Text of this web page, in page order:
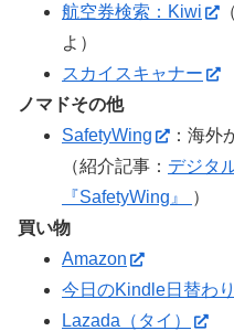
航空券検索：Kiwi
よ）
スカイスキャナー
ノマドその他
SafetyWing
：海外
（紹介記事： デジタ
『SafetyWing』
）
買い物
Amazon
今日のKindle日替わ
Lazada（タイ）